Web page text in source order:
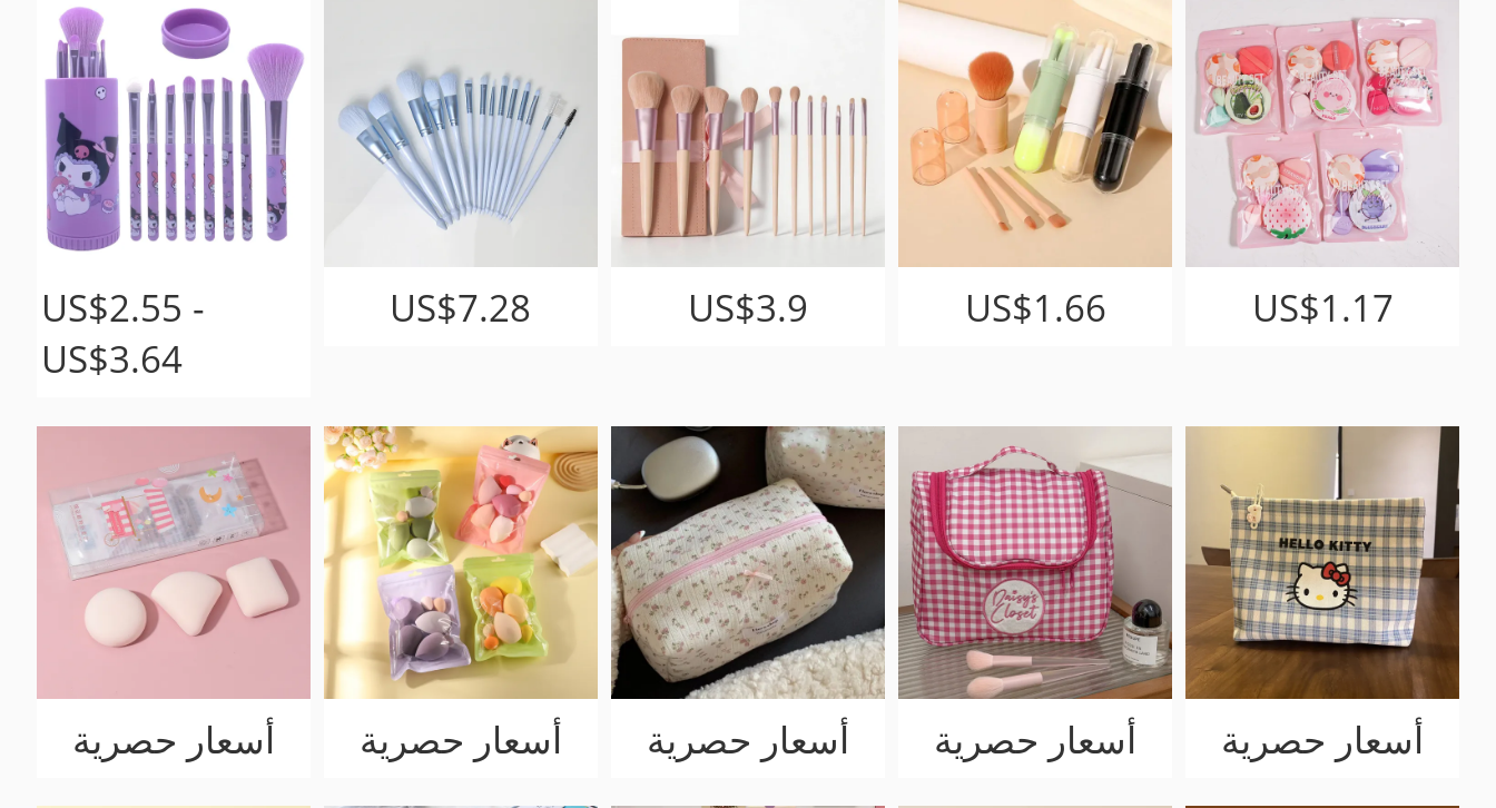
US$1.17
US$1.66
US$3.9
US$7.28
US$2.55 -
US$3.64
أسعار حصرية أسعار حصرية أسعار حصرية أسعار حصرية أسعار حصرية